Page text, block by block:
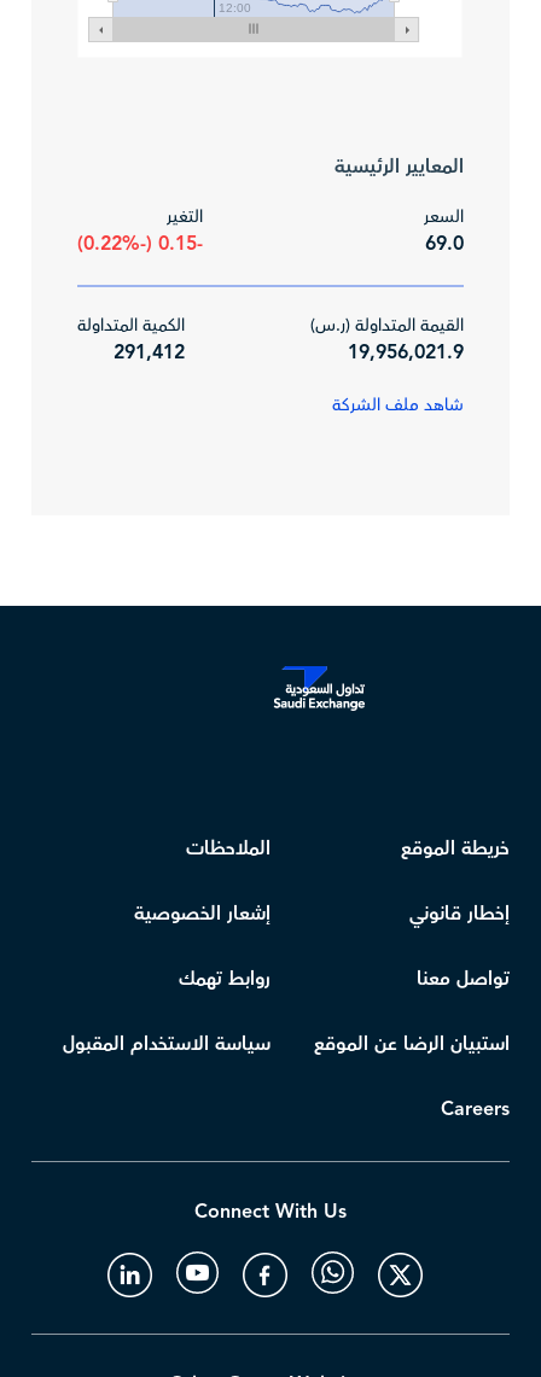
12:00
المعايير الرئيسية
السعر
69.0
التغير
-0.15 (-0.22%)
القيمة المتداولة (ر.س)
19,956,021.9
الكمية المتداولة
291,412
شاهد ملف الشركة
خريطة الموقع الملاحظات
إخطار قانوني إشعار الخصوصية
تواصل معنا روابط تهمك
استبيان الرضا عن الموقع سياسة الاستخدام المقبول
Careers
Connect With Us